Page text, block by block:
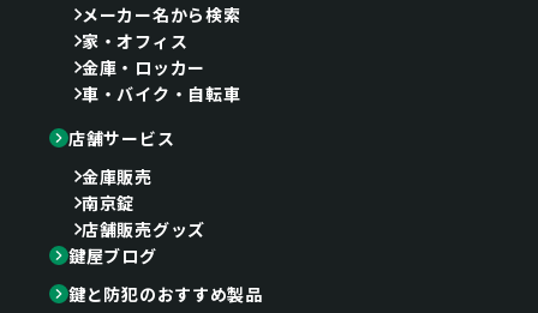
メーカー名から検索
家・オフィス
金庫・ロッカー
車・バイク・自転車
店舗サービス
金庫販売
南京錠
店舗販売グッズ
鍵屋ブログ
鍵と防犯のおすすめ製品